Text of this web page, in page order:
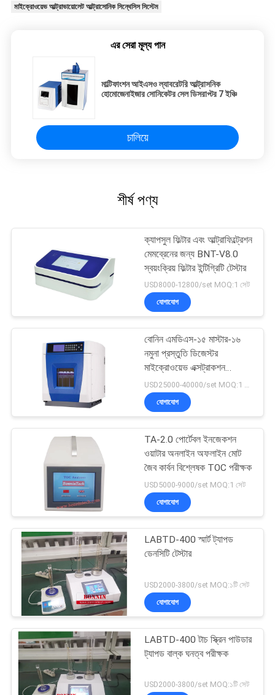
মাইক্রোওয়েভ আল্ট্রাভায়োলেট আল্ট্রাসোনিক সিন্থেসিস সিস্টেম
এর সেরা মূল্য পান
মাল্টিফাংশন আইএসও ল্যাবরেটরি আল্ট্রাসনিক
হোমোজেনাইজার সোনিকেটর সেল ডিসরাপ্টর 7 ইঞ্চি
চালিয়ে
শীর্ষ পণ্য
ক্যাপসুল ফিল্টার এবং আল্ট্রাফিল্ট্রেশন
মেমব্রেনের জন্য BNT-V8.0
স্বয়ংক্রিয় ফিল্টার ইন্টিগ্রিটি টেস্টার
USD8000-12800/set MOQ:1 সেট
যোগাযোগ
বোনিন এমডিএস-১৫ মাস্টার-১৬
নমুনা প্রস্তুতি ডিজেস্টর
মাইক্রোওয়েভ এক্সট্রাকশন
ডিজেস্টর সিস্টেম
USD25000-40000/set MOQ:1 সেট
যোগাযোগ
TA-2.0 পোর্টেবল ইনজেকশন
ওয়াটার অনলাইন অফলাইন মোট
জৈব কার্বন বিশ্লেষক TOC পরীক্ষক
USD5000-9000/set MOQ:1 সেট
যোগাযোগ
LABTD-400 স্মার্ট ট্যাপড
ডেনসিটি টেস্টার
USD2000-3800/set MOQ:১টি সেট
যোগাযোগ
LABTD-400 টাচ স্ক্রিন পাউডার
ট্যাপড বাল্ক ঘনত্ব পরীক্ষক
USD2000-3800/set MOQ:১টি সেট